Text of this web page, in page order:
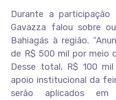
Durante a participação
Gavazza falou sobre
Bahiagás à região.
de R$ 500 mil por meio
Desse total, R$ 100
apoio institucional da
serão aplicados